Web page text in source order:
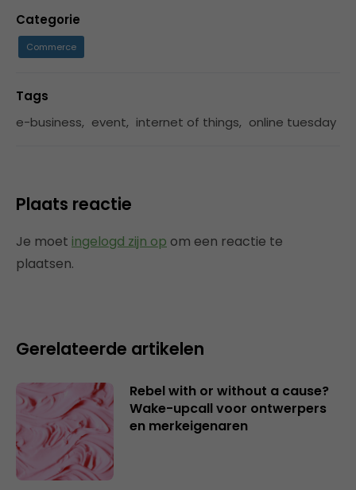
Categorie
Commerce
Tags
e-business, event, internet of things, online tuesday
Plaats reactie
Je moet ingelogd zijn op om een reactie te
plaatsen.
Gerelateerde artikelen
Rebel with or without a cause?
Wake-upcall voor ontwerpers
en merkeigenaren